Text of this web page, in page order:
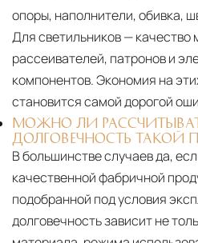
опоры, наполнители, обивка,
Для светильников — качество
рассеивателей, патронов и
компонентов. Экономия на
становится самой дорогой
МОЖНО ЛИ
ДОЛГОВЕЧНОСТЬ ТАКОЙ
В большинстве случаев да,
качественной фабричной
подобранной под условия
долговечность зависит не